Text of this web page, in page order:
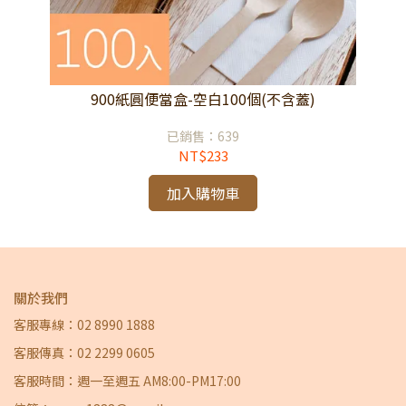
900紙圓便當盒-空白100個(不含蓋)
已銷售：639
NT$233
加入購物車
關於我們
客服專線：02 8990 1888
客服傳真：02 2299 0605
客服時間：週一至週五 AM8:00-PM17:00